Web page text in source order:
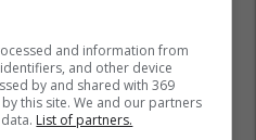
and information from
and other device
by and shared with 369
this site. We and our partners
List of partners.